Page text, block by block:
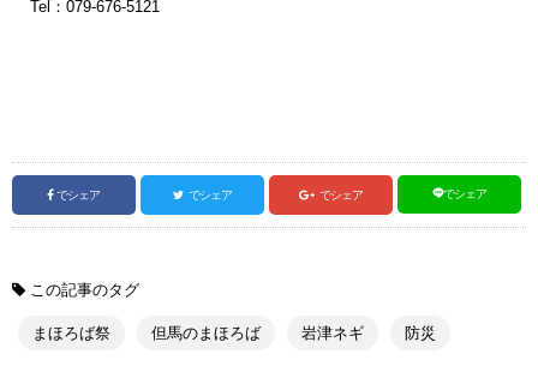
Tel：079-676-5121
でシェア でシェア でシェア でシェア
この記事のタグ
まほろば祭 但馬のまほろば 岩津ネギ 防災